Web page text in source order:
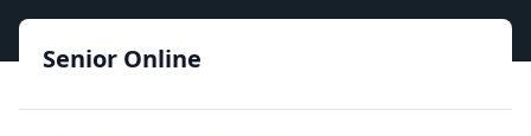
Senior Online